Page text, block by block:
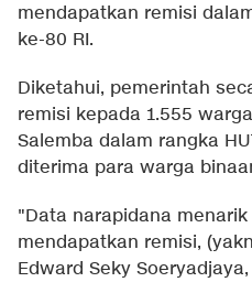
mendapatkan remisi
ke-80 RI.
Diketahui, pemerintah
remisi kepada 1.555
Salemba dalam rangka
diterima para warga
"Data narapidana
mendapatkan remisi,
Edward Seky